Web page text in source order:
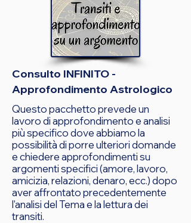
Consulto INFINITO -
Approfondimento Astrologico
Questo pacchetto prevede un
lavoro di approfondimento e analisi
più specifico dove abbiamo la
possibilità di porre ulteriori domande
e chiedere approfondimenti su
argomenti specifici (amore, lavoro,
amicizia, relazioni, denaro, ecc.) dopo
aver affrontato precedentemente
l'analisi del Tema e la lettura dei
transiti.